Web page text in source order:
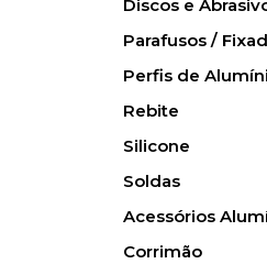
Discos e
Parafusos /
Perfis de
Rebite
Silicone
Soldas
Acessórios
Corrimão